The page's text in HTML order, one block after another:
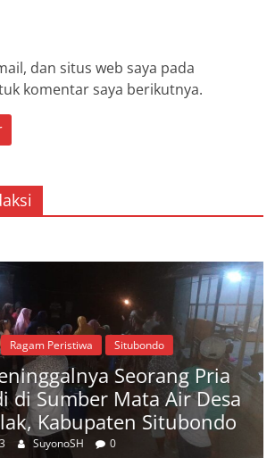
dan situs web saya pada
komentar saya berikutnya.
Ragam Peristiwa Situbondo
Seorang Pria
di Sumber Mata Air Desa
Kabupaten Situbondo
SuyonoSH 0